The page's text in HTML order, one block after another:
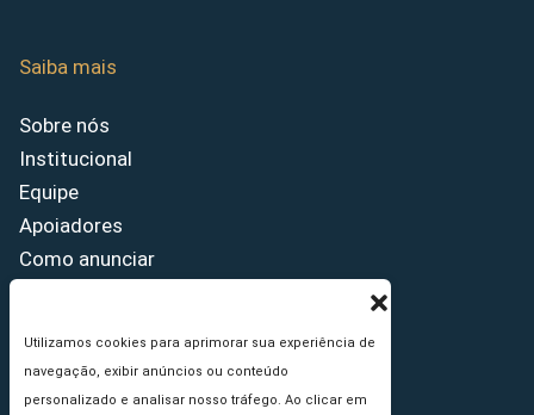
Utilizamos cookies para aprimorar sua experiência de
navegação, exibir anúncios ou conteúdo
personalizado e analisar nosso tráfego. Ao clicar em
Saiba mais
Sobre nós
Institucional
Equipe
Apoiadores
Como anunciar
Princípios Editoriais